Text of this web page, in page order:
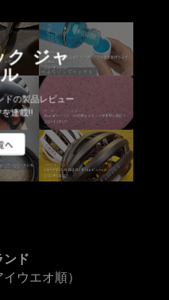
ク ジャ
ドの製品レビュー
連載!!
へ
ンド
ウエオ順）